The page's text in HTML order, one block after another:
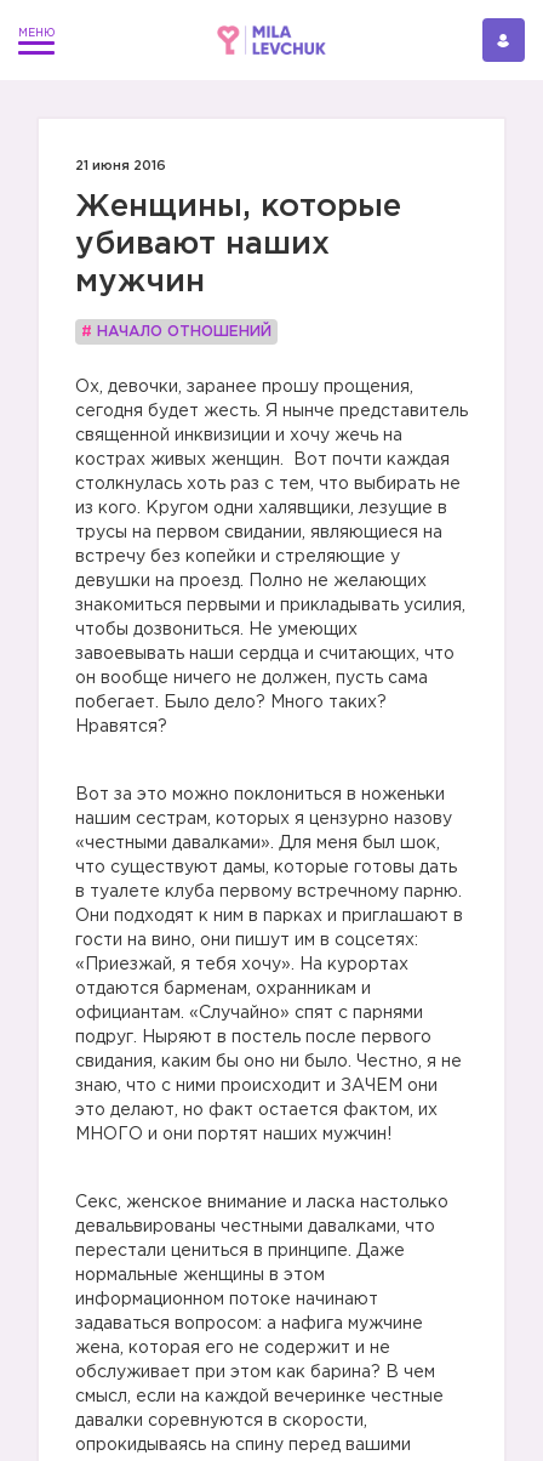
21 июня 2016
Женщины, которые
убивают наших
мужчин
# НАЧАЛО ОТНОШЕНИЙ
Ох, девочки, заранее прошу прощения,
сегодня будет жесть. Я нынче представитель
священной инквизиции и хочу жечь на
кострах живых женщин. Вот почти каждая
столкнулась хоть раз с тем, что выбирать не
из кого. Кругом одни халявщики, лезущие в
трусы на первом свидании, являющиеся на
встречу без копейки и стреляющие у
девушки на проезд. Полно не желающих
знакомиться первыми и прикладывать усилия,
чтобы дозвониться. Не умеющих
завоевывать наши сердца и считающих, что
он вообще ничего не должен, пусть сама
побегает. Было дело? Много таких?
Нравятся?
Вот за это можно поклониться в ноженьки
нашим сестрам, которых я цензурно назову
«честными давалками». Для меня был шок,
что существуют дамы, которые готовы дать
в туалете клуба первому встречному парню.
Они подходят к ним в парках и приглашают в
гости на вино, они пишут им в соцсетях:
«Приезжай, я тебя хочу». На курортах
отдаются барменам, охранникам и
официантам. «Случайно» спят с парнями
подруг. Ныряют в постель после первого
свидания, каким бы оно ни было. Честно, я не
знаю, что с ними происходит и ЗАЧЕМ они
это делают, но факт остается фактом, их
МНОГО и они портят наших мужчин!
Секс, женское внимание и ласка настолько
девальвированы честными давалками, что
перестали цениться в принципе. Даже
нормальные женщины в этом
информационном потоке начинают
задаваться вопросом: а нафига мужчине
жена, которая его не содержит и не
обслуживает при этом как барина? В чем
смысл, если на каждой вечеринке честные
давалки соревнуются в скорости,
опрокидываясь на спину перед вашими